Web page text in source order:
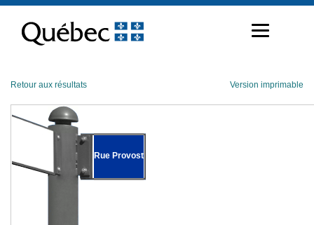
contenu
Retour aux résultats Version imprimable
Rue Provost